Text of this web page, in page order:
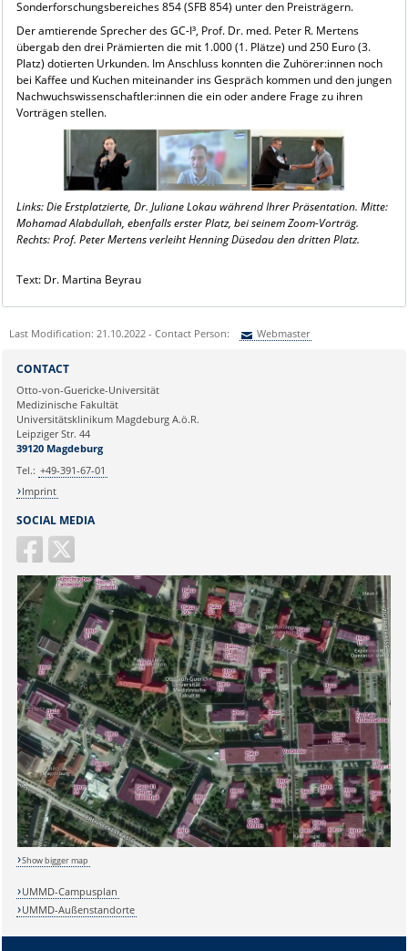
Sonderforschungsbereiches 854 (SFB 854) unter den Preisträgern.
Der amtierende Sprecher des GC-I³, Prof. Dr. med. Peter R. Mertens
übergab den drei Prämierten die mit 1.000 (1. Plätze) und 250 Euro (3.
Platz) dotierten Urkunden. Im Anschluss konnten die Zuhörer:innen noch
bei Kaffee und Kuchen miteinander ins Gespräch kommen und den jungen
Nachwuchswissenschaftler:innen die ein oder andere Frage zu ihren
Vorträgen stellen.
Links: Die Erstplatzierte, Dr. Juliane Lokau während Ihrer Präsentation. Mitte:
Mohamad Alabdullah, ebenfalls erster Platz, bei seinem Zoom-Vorträg.
Rechts: Prof. Peter Mertens verleiht Henning Düsedau den dritten Platz.
Text: Dr. Martina Beyrau
Last Modification: 21.10.2022 - Contact Person: Webmaster
Ihre E-Mailadresse:
Ihr Anliegen:
Sicherheitsabfrage:
SOCIAL MEDIA
CONTACT
Otto-von-Guericke-Universität
Medizinische Fakultät
Universitätsklinikum Magdeburg A.ö.R.
Leipziger Str. 44
39120 Magdeburg
Tel.: +49-391-67-01
Imprint
Show bigger map
UMMD-Campusplan
UMMD-Außenstandorte